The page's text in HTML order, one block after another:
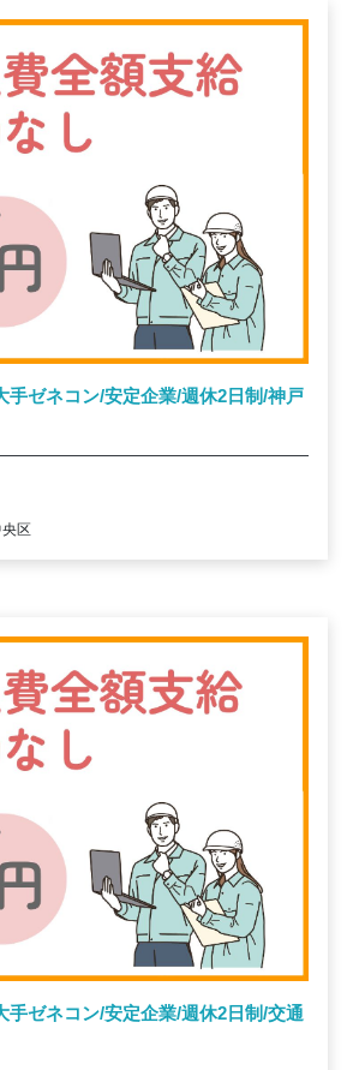
手ゼネコン/安定企業/週休2日制/神戸
区
手ゼネコン/安定企業/週休2日制/交通